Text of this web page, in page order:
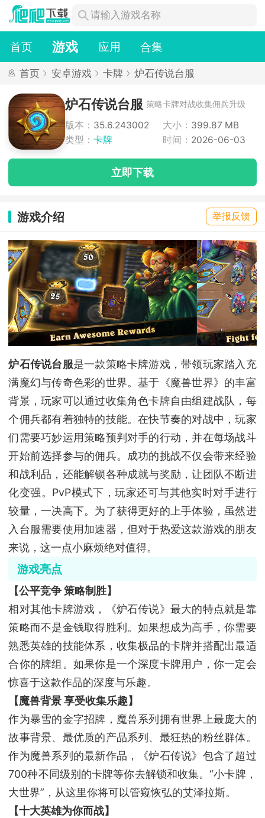
首页 游戏 应用 合集
首页 安卓游戏 卡牌 炉石传说台服
炉石传说台服 策略卡牌对战收集佣兵升级
版本： 35.6.243002 大小： 399.87 MB
类型： 卡牌 时间： 2026-06-03
立即下载
游戏介绍 举报反馈
炉石传说台服是一款策略卡牌游戏，带领玩家踏入充
满魔幻与传奇色彩的世界。基于《魔兽世界》的丰富
背景，玩家可以通过收集角色卡牌自由组建战队，每
个佣兵都有着独特的技能。在快节奏的对战中，玩家
们需要巧妙运用策略预判对手的行动，并在每场战斗
开始前选择参与的佣兵。成功的挑战不仅会带来经验
和战利品，还能解锁各种成就与奖励，让团队不断进
化变强。PvP模式下，玩家还可与其他实时对手进行
较量，一决高下。为了获得更好的上手体验，虽然进
入台服需要使用加速器，但对于热爱这款游戏的朋友
来说，这一点小麻烦绝对值得。
游戏亮点
【公平竞争 策略制胜】
相对其他卡牌游戏，《炉石传说》最大的特点就是靠
策略而不是金钱取得胜利。如果想成为高手，你需要
熟悉英雄的技能体系，收集极品的卡牌并搭配出最适
合你的牌组。如果你是一个深度卡牌用户，你一定会
惊喜于这款作品的深度与乐趣。
【魔兽背景 享受收集乐趣】
作为暴雪的金字招牌，魔兽系列拥有世界上最庞大的
故事背景、最优质的产品系列、最狂热的粉丝群体。
作为魔兽系列的最新作品，《炉石传说》包含了超过
700种不同级别的卡牌等你去解锁和收集。“小卡牌，
大世界”，从这里你将可以管窥恢弘的艾泽拉斯。
【十大英雄为你而战】